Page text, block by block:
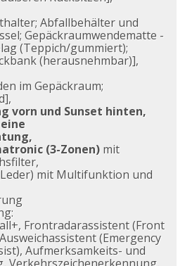
Abfallbehälter und
Gepäckraumwendematte -
(Teppich/gummiert);
(herausnehmbar)],
im Gepäckraum;
vorn und Sunset hinten,
(3-Zonen) mit
mit Multifunktion und
Frontradarassistent (Front
(Emergency
Aufmerksamkeits- und